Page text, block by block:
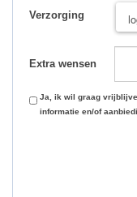
Verzorging
Extra wensen
Ja, ik wil graag
informatie en/of